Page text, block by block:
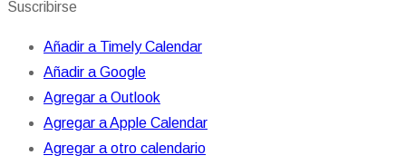
Suscribirse
Añadir a Timely Calendar
Añadir a Google
Agregar a Outlook
Agregar a Apple Calendar
Agregar a otro calendario